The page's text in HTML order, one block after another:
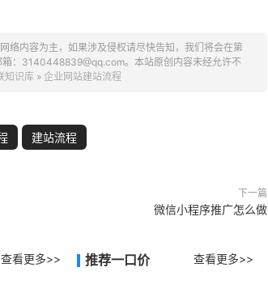
络内容为主，如果涉及侵权请尽快告知，我们将会在第
：3140448839@qq.com。本站原创内容未经允许不
知识库 » 企业网站建站流程
建站流程
下一篇
微信小程序推广怎么做
查看更多>> 推荐一口价 查看更多>>